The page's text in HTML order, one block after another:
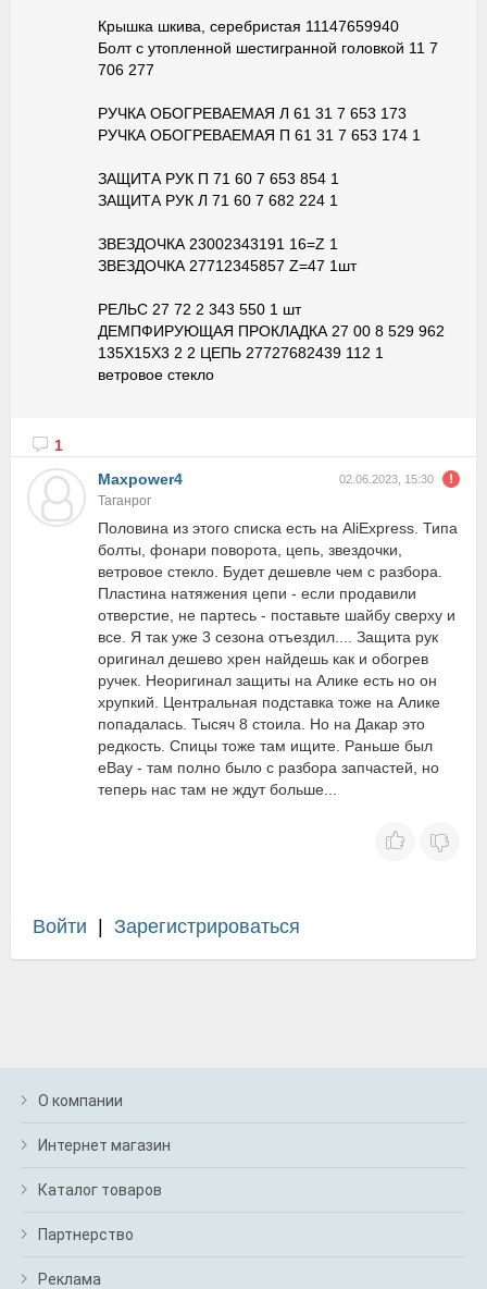
Крышка шкива, серебристая 11147659940
Болт с утопленной шестигранной головкой 11 7
706 277
РУЧКА ОБОГРЕВАЕМАЯ Л 61 31 7 653 173
РУЧКА ОБОГРЕВАЕМАЯ П 61 31 7 653 174 1
ЗАЩИТА РУК П 71 60 7 653 854 1
ЗАЩИТА РУК Л 71 60 7 682 224 1
ЗВЕЗДОЧКА 23002343191 16=Z 1
ЗВЕЗДОЧКА 27712345857 Z=47 1шт
РЕЛЬС 27 72 2 343 550 1 шт
ДЕМПФИРУЮЩАЯ ПРОКЛАДКА 27 00 8 529 962
135X15X3 2 2 ЦЕПЬ 27727682439 112 1
ветровое стекло
1
Maxpower4
02.06.2023, 15:30
Таганрог
Половина из этого списка есть на AliExpress. Типа
болты, фонари поворота, цепь, звездочки,
ветровое стекло. Будет дешевле чем с разбора.
Пластина натяжения цепи - если продавили
отверстие, не партесь - поставьте шайбу сверху и
все. Я так уже 3 сезона отъездил.... Защита рук
оригинал дешево хрен найдешь как и обогрев
ручек. Неоригинал защиты на Алике есть но он
хрупкий. Центральная подставка тоже на Алике
попадалась. Тысяч 8 стоила. Но на Дакар это
редкость. Спицы тоже там ищите. Раньше был
eBay - там полно было с разбора запчастей, но
теперь нас там не ждут больше...
Войти Зарегистрироваться
О компании
Интернет магазин
Каталог товаров
Партнерство
Реклама